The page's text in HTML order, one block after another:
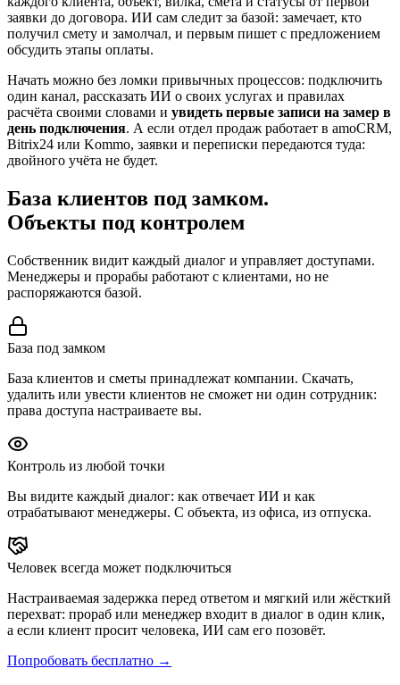
заявки до договора. ИИ сам следит за базой: замечает, кто
получил смету и замолчал, и первым пишет с предложением
обсудить этапы оплаты.
Начать можно без ломки привычных процессов: подключить
один канал, рассказать ИИ о своих услугах и правилах
расчёта своими словами и увидеть первые записи на замер в
день подключения. А если отдел продаж работает в amoCRM,
Bitrix24 или Kommo, заявки и переписки передаются туда:
двойного учёта не будет.
База клиентов под замком.
Объекты под контролем
Собственник видит каждый диалог и управляет доступами.
Менеджеры и прорабы работают с клиентами, но не
распоряжаются базой.
База под замком
База клиентов и сметы принадлежат компании. Скачать,
удалить или увести клиентов не сможет ни один сотрудник:
права доступа настраиваете вы.
Контроль из любой точки
Вы видите каждый диалог: как отвечает ИИ и как
отрабатывают менеджеры. С объекта, из офиса, из отпуска.
Человек всегда может подключиться
Настраиваемая задержка перед ответом и мягкий или жёсткий
перехват: прораб или менеджер входит в диалог в один клик,
а если клиент просит человека, ИИ сам его позовёт.
Попробовать бесплатно →